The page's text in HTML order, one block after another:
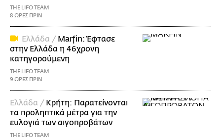
THE LIFO TEAM
8 ΩΡΕΣ ΠΡΙΝ
Ελλάδα / Marfin: Έφτασε
στην Ελλάδα η 46χρονη
κατηγορούμενη
THE LIFO TEAM
9 ΩΡΕΣ ΠΡΙΝ
Ελλάδα / Κρήτη: Παρατείνονται
τα προληπτικά μέτρα για την
ευλογιά των αιγοπροβάτων
THE LIFO TEAM